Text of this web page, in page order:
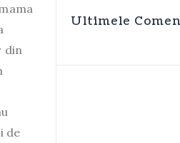
din
de
Ultimele